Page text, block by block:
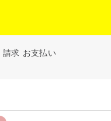
請求 お支払い